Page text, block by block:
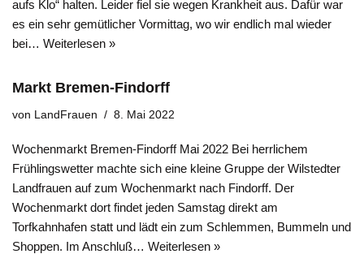
aufs Klo“ halten. Leider fiel sie wegen Krankheit aus. Dafür war
es ein sehr gemütlicher Vormittag, wo wir endlich mal wieder
bei… Weiterlesen »
Markt Bremen-Findorff
von LandFrauen 8. Mai 2022
Wochenmarkt Bremen-Findorff Mai 2022 Bei herrlichem
Frühlingswetter machte sich eine kleine Gruppe der Wilstedter
Landfrauen auf zum Wochenmarkt nach Findorff. Der
Wochenmarkt dort findet jeden Samstag direkt am
Torfkahnhafen statt und lädt ein zum Schlemmen, Bummeln und
Shoppen. Im Anschluß… Weiterlesen »